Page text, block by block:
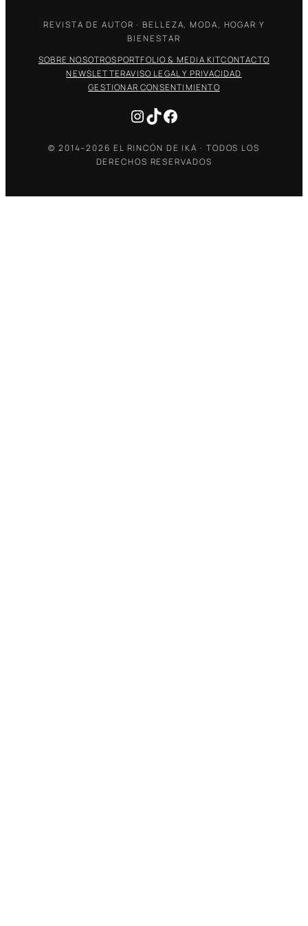
REVISTA DE AUTOR · BELLEZA, MODA, HOGAR Y
BIENESTAR
SOBRE NOSOTROSPORTFOLIO & MEDIA KITCONTACTO
NEWSLETTERAVISO LEGAL Y PRIVACIDAD
GESTIONAR CONSENTIMIENTO
Instagram
TikTokFacebook
© 2014–2026 EL RINCÓN DE IKA · TODOS LOS
DERECHOS RESERVADOS